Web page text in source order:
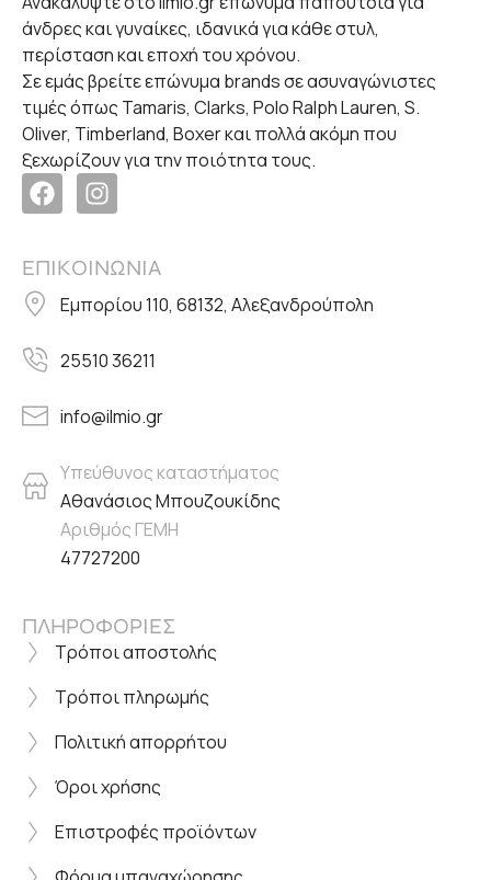
άνδρες και γυναίκες, ιδανικά για κάθε στυλ,
περίσταση και εποχή του χρόνου.
Σε εμάς βρείτε επώνυμα brands σε ασυναγώνιστες
τιμές όπως Tamaris, Clarks, Polo Ralph Lauren, S.
Oliver, Timberland, Boxer και πολλά ακόμη που
ξεχωρίζουν για την ποιότητα τους.
ΕΠΙΚΟΙΝΩΝΙΑ
Εμπορίου 110, 68132, Αλεξανδρούπολη
25510 36211
info@ilmio.gr
Υπεύθυνος καταστήματος
Αθανάσιος Μπουζουκίδης
Αριθμός ΓΕΜΗ
47727200
ΠΛΗΡΟΦΟΡΙΕΣ
Τρόποι αποστολής
Τρόποι πληρωμής
Πολιτική απορρήτου
Όροι χρήσης
Επιστροφές προϊόντων